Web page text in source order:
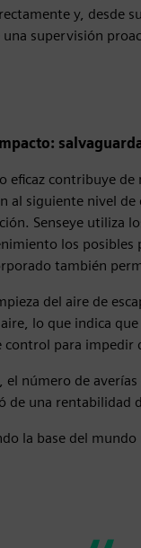
y, desde
supervisión
eficaz contribuye de
al siguiente nivel
Senseye utiliza
los posibles
también
del aire de
lo que indica
control para impedir
el número de
de una rentabilidad
la base del